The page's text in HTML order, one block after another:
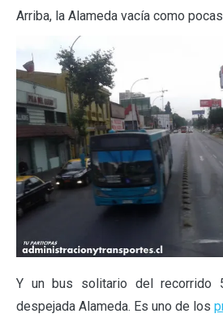
Arriba, la Alameda vacía como
Y un bus solitario del recorrido
despejada Alameda. Es uno de los